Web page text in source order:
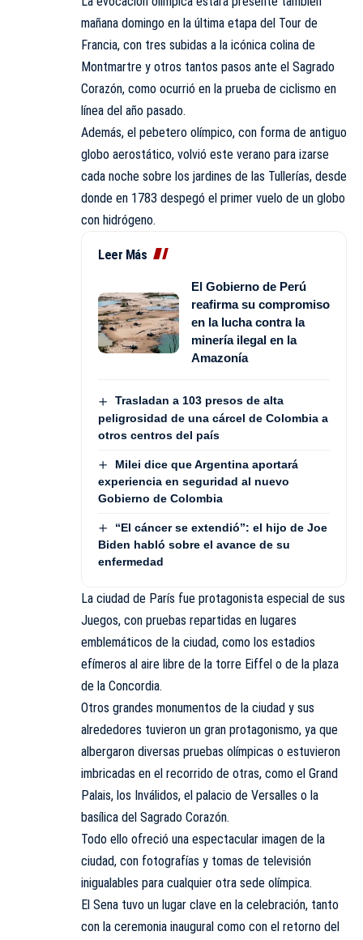
mañana domingo en la última etapa del Tour de
Francia, con tres subidas a la icónica colina de
Montmartre y otros tantos pasos ante el Sagrado
Corazón, como ocurrió en la prueba de ciclismo en
línea del año pasado.
Además, el pebetero olímpico, con forma de antiguo
globo aerostático, volvió este verano para izarse
cada noche sobre los jardines de las Tullerías, desde
donde en 1783 despegó el primer vuelo de un globo
con hidrógeno.
Leer Más
El Gobierno de Perú
reafirma su compromiso
en la lucha contra la
minería ilegal en la
Amazonía
Trasladan a 103 presos de alta
peligrosidad de una cárcel de Colombia a
otros centros del país
Milei dice que Argentina aportará
experiencia en seguridad al nuevo
Gobierno de Colombia
“El cáncer se extendió”: el hijo de Joe
Biden habló sobre el avance de su
enfermedad
La ciudad de París fue protagonista especial de sus
Juegos, con pruebas repartidas en lugares
emblemáticos de la ciudad, como los estadios
efímeros al aire libre de la torre Eiffel o de la plaza
de la Concordia.
Otros grandes monumentos de la ciudad y sus
alrededores tuvieron un gran protagonismo, ya que
albergaron diversas pruebas olímpicas o estuvieron
imbricadas en el recorrido de otras, como el Grand
Palais, los Inválidos, el palacio de Versalles o la
basílica del Sagrado Corazón.
Todo ello ofreció una espectacular imagen de la
ciudad, con fotografías y tomas de televisión
inigualables para cualquier otra sede olímpica.
El Sena tuvo un lugar clave en la celebración, tanto
con la ceremonia inaugural como con el retorno del